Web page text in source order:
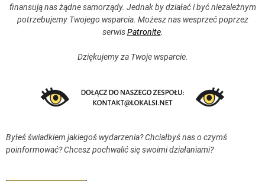
finansują nas żądne samorządy. Jednak by działać i być niezależnym
potrzebujemy Twojego wsparcia. Możesz nas wesprzeć poprzez
serwisPatronite.
Dziękujemy za Twoje wsparcie.
Byłeś świadkiem jakiegoś wydarzenia? Chciałbyś nas o czymś
poinformować? Chcesz pochwalić się swoimi działaniami?